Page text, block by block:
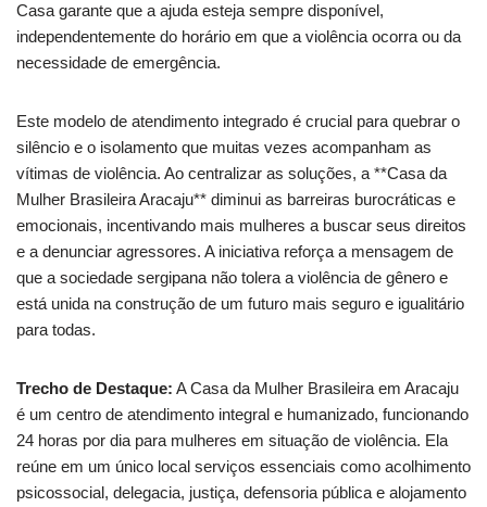
Casa garante que a ajuda esteja sempre disponível,
independentemente do horário em que a violência ocorra ou da
necessidade de emergência.
Este modelo de atendimento integrado é crucial para quebrar o
silêncio e o isolamento que muitas vezes acompanham as
vítimas de violência. Ao centralizar as soluções, a **Casa da
Mulher Brasileira Aracaju** diminui as barreiras burocráticas e
emocionais, incentivando mais mulheres a buscar seus direitos
e a denunciar agressores. A iniciativa reforça a mensagem de
que a sociedade sergipana não tolera a violência de gênero e
está unida na construção de um futuro mais seguro e igualitário
para todas.
Trecho de Destaque: A Casa da Mulher Brasileira em Aracaju
é um centro de atendimento integral e humanizado, funcionando
24 horas por dia para mulheres em situação de violência. Ela
reúne em um único local serviços essenciais como acolhimento
psicossocial, delegacia, justiça, defensoria pública e alojamento